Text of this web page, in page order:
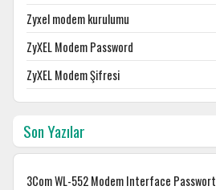
Zyxel modem kurulumu
ZyXEL Modem Password
ZyXEL Modem Şifresi
Son Yazılar
3Com WL-552 Modem Interface Passwort